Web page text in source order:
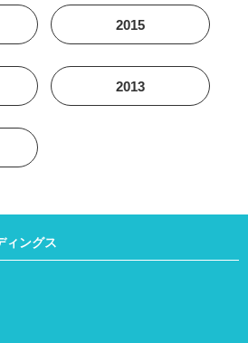
2015
2013
ィングス